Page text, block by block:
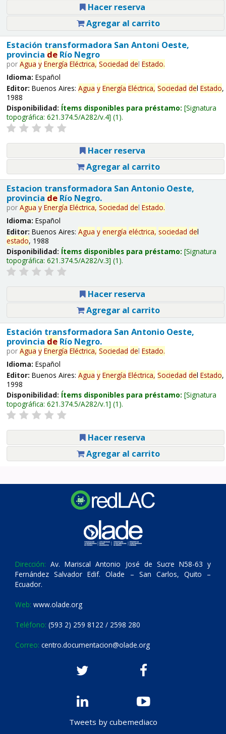
Hacer reserva
Agregar al carrito
Estación transformadora San Antoni Oeste,
provincia deRío Negro
por Agua y Energía Eléctrica, Sociedad del Estado.
Idioma: Español
Editor: Buenos Aires: Agua y Energía Eléctrica, Sociedad del Estado,
1988
Disponibilidad: Ítems disponibles para préstamo: Signatura
topográfica: 621.374.5/A282/v.4 (1).
Hacer reserva
Agregar al carrito
Estacion transformadora San Antonio Oeste,
provincia deRío Negro.
por Agua y Energía Eléctrica, Sociedad del Estado.
Idioma: Español
Editor: Buenos Aires: Agua y energía eléctrica, sociedad del
estado, 1988
Disponibilidad: Ítems disponibles para préstamo: Signatura
topográfica: 621.374.5/A282/v.3 (1).
Hacer reserva
Agregar al carrito
Estación transformadora San Antonio Oeste,
provincia deRío Negro.
por Agua y Energía Eléctrica, Sociedad del Estado.
Idioma: Español
Editor: Buenos Aires: Agua y Energía Eléctrica, Sociedad del Estado,
1998
Disponibilidad: Ítems disponibles para préstamo: Signatura
topográfica: 621.374.5/A282/v.1 (1).
Hacer reserva
Agregar al carrito
Dirección: Av. Mariscal Antonio José de Sucre N58-63 y
Fernández Salvador Edif. Olade – San Carlos, Quito –
Ecuador.
Web: www.olade.org
Teléfono: (593 2) 259 8122 / 2598 280
Correo: centro.documentacion@olade.org
Tweets by cubemediaco